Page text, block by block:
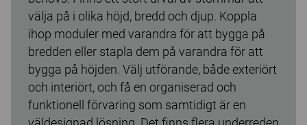
välja på i olika höjd, bredd och djup. Koppla
ihop moduler med varandra för att bygga på
bredden eller stapla dem på varandra för att
bygga på höjden. Välj utförande, både exteriört
och interiört, och få en organiserad och
funktionell förvaring som samtidigt är en